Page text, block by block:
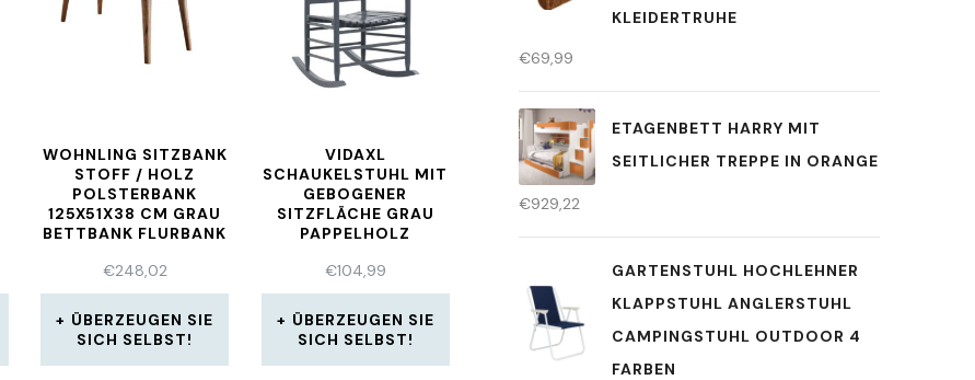
WOHNLING SITZBANK
STOFF / HOLZ
POLSTERBANK
125X51X38 CM GRAU
BETTBANK FLURBANK
€248,02
ÜBERZEUGEN SIE
SICH SELBST!
VIDAXL
SCHAUKELSTUHL MIT
GEBOGENER
SITZFLÄCHE GRAU
PAPPELHOLZ
€104,99
ÜBERZEUGEN SIE
SICH SELBST!
KLEIDERTRUHE
€69,99
ETAGENBETT HARRY MIT
SEITLICHER TREPPE IN ORANGE
€929,22
GARTENSTUHL HOCHLEHNER
KLAPPSTUHL ANGLERSTUHL
CAMPINGSTUHL OUTDOOR 4
FARBEN